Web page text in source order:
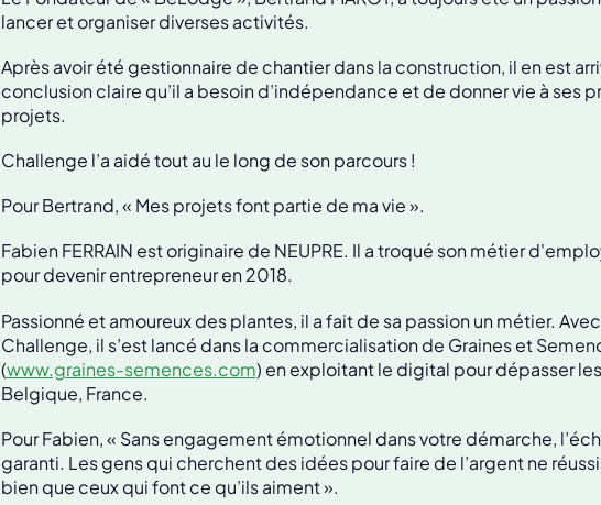
lancer et organiser diverses activités.
Après avoir été gestionnaire de chantier dans la construction, il en est
conclusion claire qu’il a besoin d’indépendance et de donner vie à ses
projets.
Challenge l’a aidé tout au le long de son parcours !
Pour Bertrand, « Mes projets font partie de ma vie ».
Fabien FERRAIN est originaire de NEUPRE. Il a troqué son métier
pour devenir entrepreneur en 2018.
Passionné et amoureux des plantes, il a fait de sa passion un métier.
Challenge, il s’est lancé dans la commercialisation de Graines et
(www.graines-semences.com) en exploitant le digital pour dépasser
Belgique, France.
Pour Fabien, « Sans engagement émotionnel dans votre démarche,
garanti. Les gens qui cherchent des idées pour faire de l’argent ne
bien que ceux qui font ce qu’ils aiment ».